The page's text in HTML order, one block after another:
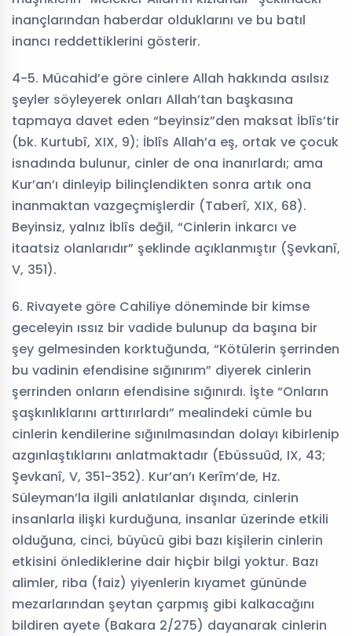
inançlarından haberdar olduklarını ve bu batıl
inancı reddettiklerini gösterir.
4-5. Mücahid’e göre cinlere Allah hakkında asılsız
şeyler söyleyerek onları Allah’tan başkasına
tapmaya davet eden “beyinsiz”den maksat İblîs’tir
(bk. Kurtubî, XIX, 9); İblîs Allah’a eş, ortak ve çocuk
isnadında bulunur, cinler de ona inanırlardı; ama
Kur’an’ı dinleyip bilinçlendikten sonra artık ona
inanmaktan vazgeçmişlerdir (Taberî, XIX, 68).
Beyinsiz, yalnız İblîs değil, “Cinlerin inkarcı ve
itaatsiz olanlarıdır” şeklinde açıklanmıştır (Şevkanî,
V, 351).
6. Rivayete göre Cahiliye döneminde bir kimse
geceleyin ıssız bir vadide bulunup da başına bir
şey gelmesinden korktuğunda, “Kötülerin şerrinden
bu vadinin efendisine sığınırım” diyerek cinlerin
şerrinden onların efendisine sığınırdı. İşte “Onların
şaşkınlıklarını arttırırlardı” mealindeki cümle bu
cinlerin kendilerine sığınılmasından dolayı kibirlenip
azgınlaştıklarını anlatmaktadır (Ebüssuûd, IX, 43;
Şevkanî, V, 351-352). Kur’an’ı Kerîm’de, Hz.
Süleyman’la ilgili anlatılanlar dışında, cinlerin
insanlarla ilişki kurduğuna, insanlar üzerinde etkili
olduğuna, cinci, büyücü gibi bazı kişilerin cinlerin
etkisini önlediklerine dair hiçbir bilgi yoktur. Bazı
alimler, riba (faiz) yiyenlerin kıyamet gününde
mezarlarından şeytan çarpmış gibi kalkacağını
bildiren ayete (Bakara 2/275) dayanarak cinlerin